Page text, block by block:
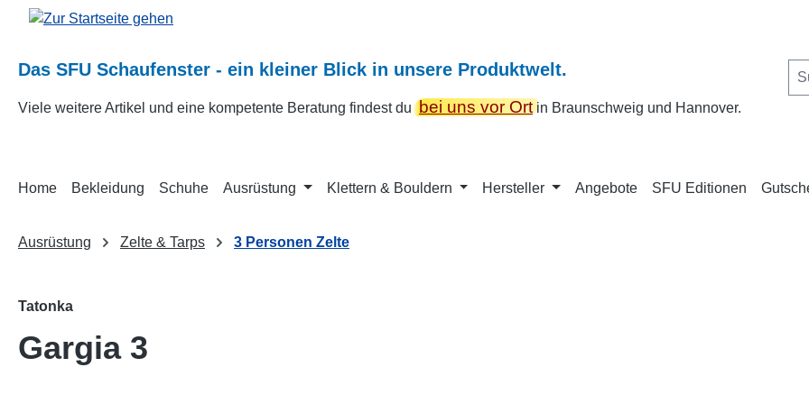
Hauptinhalt springen
Zur Suche springen
Zur Hauptnavigation springen
Das SFU Schaufenster - ein kleiner Blick in unsere Produktwelt.
Viele weitere Artikel und eine kompetente Beratung findest dubei uns vor Ortin Braunschweig und Hannover.
Home Bekleidung Schuhe Ausrüstung Klettern & Bouldern Hersteller Angebote SFU Editionen
Ausrüstung Zelte & Tarps 3 Personen Zelte
Tatonka
Gargia 3